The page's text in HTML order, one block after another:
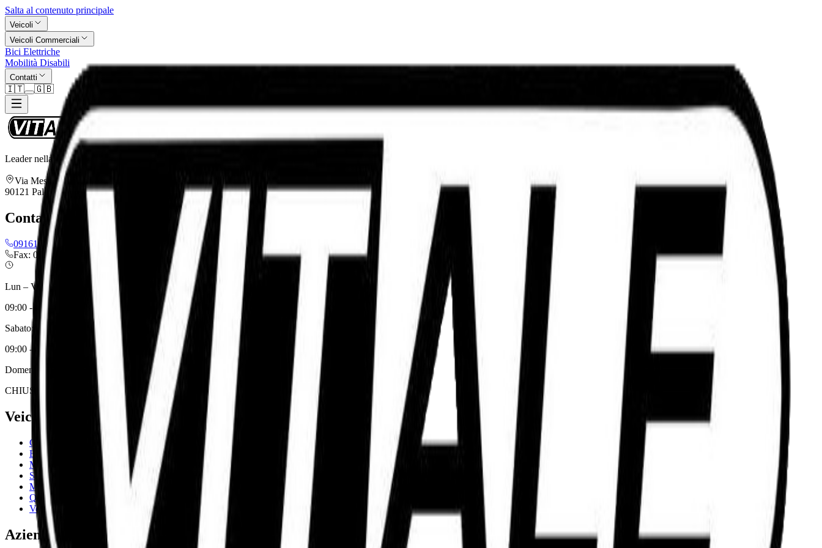
Salta al contenuto principale
Veicoli
Veicoli Commerciali
Bici Elettriche
Mobilità Disabili
Contatti
🇮🇹 🇬🇧
Leader nella fornitura di veicoli elettrici di qualità superiore per una mobilità sostenibile.
Via Messina Montagne 6
90121 Palermo (PA)
Contatti
0916145377
info@eurosud.it
Fax: 0916145372
Lun – Ven:
09:00 - 13:00 / 15:30 - 19:00
Sabato:
09:00 - 13:00
Domenica:
CHIUSO
Veicoli
Catalogo completo
Biciclette Elettriche
Monopattini
Scooter Elettrici
Minicar
Quad Elettrici
Veicoli Commerciali
Azienda